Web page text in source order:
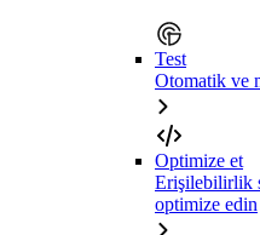
Test
Otomatik ve
Optimize et
Erişilebilirlik
optimize edin